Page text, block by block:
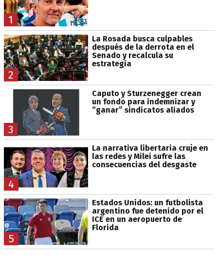
1
2
La Rosada busca culpables
después de la derrota en el
Senado y recalcula su
estrategia
3
Caputo y Sturzenegger crean
un fondo para indemnizar y
“ganar” sindicatos aliados
4
La narrativa libertaria cruje en
las redes y Milei sufre las
consecuencias del desgaste
5
Estados Unidos: un futbolista
argentino fue detenido por el
ICE en un aeropuerto de
Florida